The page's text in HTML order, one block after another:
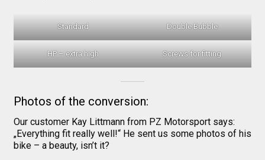
Standard Double Bubble
HP – extra high Screws for fitting
Photos of the conversion:
Our customer Kay Littmann from PZ Motorsport says:
„Everything fit really well!“ He sent us some photos of his
bike – a beauty, isn’t it?